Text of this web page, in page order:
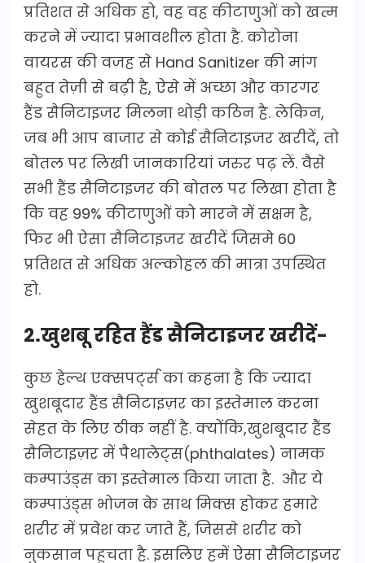
प्रतिशत से अधिक हो, वह वह कीटाणुओं को खत्म
करने में ज्यादा प्रभावशील होता है. कोरोना
वायरस की वजह से Hand Sanitizer की मांग
बहुत तेज़ी से बढ़ी है, ऐसे में अच्छा और कारगर
हैंड सैनिटाइजर मिलना थोड़ी कठिन है. लेकिन,
जब भी आप बाजार से कोई सैनिटाइजर खरीदें, तो
बोतल पर लिखी जानकारियां जरुर पढ़ लें. वैसे
सभी हैंड सैनिटाइजर की बोतल पर लिखा होता है
कि वह 99% कीटाणुओं को मारने में सक्षम है,
फिर भी ऐसा सैनिटाइजर खरीदें जिसमे 60
प्रतिशत से अधिक अल्कोहल की मात्रा उपस्थित
हो.
2.खुशबू रहित हैंड सैनिटाइजर खरीदें-
कुछ हेल्थ एक्सपर्ट्स का कहना है कि ज्यादा
खुशबूदार हैंड सैनिटाइज़र का इस्तेमाल करना
सेहत के लिए ठीक नहीं है. क्योंकि,खुशबूदार हैंड
सैनिटाइज़र में पैथालेट्स(phthalates) नामक
कम्पाउंड्स का इस्तेमाल किया जाता है. और ये
कम्पाउंड्स भोजन के साथ मिक्स होकर हमारे
शरीर में प्रवेश कर जाते हैं, जिससे शरीर को
नुकसान पहुचता है. इसलिए हमें ऐसा सैनिटाइजर